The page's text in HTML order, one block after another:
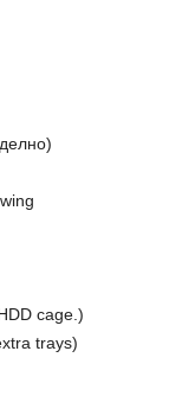
)
cage.)
trays)